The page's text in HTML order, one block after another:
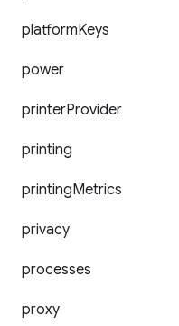
platformKeys
power
printerProvider
printing
printingMetrics
privacy
processes
proxy